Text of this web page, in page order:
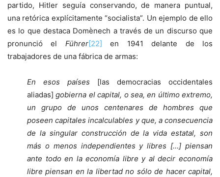
partido, Hitler seguía conservando, de manera puntual,
una retórica explícitamente “socialista”. Un ejemplo de ello
es lo que destaca Domènech a través de un discurso que
pronunció el Führer[22] en 1941 delante de los
trabajadores de una fábrica de armas:
En esos países [las democracias occidentales
aliadas]gobierna el capital, o sea, en último extremo,
un grupo de unos centenares de hombres que
poseen capitales incalculables y que, a consecuencia
de la singular construcción de la vida estatal, son
más o menos independientes y libres […] piensan
ante todo en la economía libre y al decir economía
libre piensan en la libertad no sólo de hacer capital,